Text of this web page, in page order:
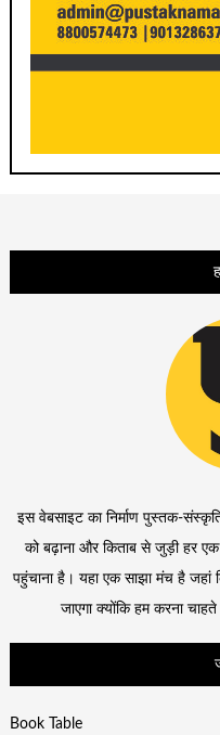
इस वेबसाइट का निर्माण पुस्तक-
को बढ़ाना और किताब से जुड़ी हर
पहुंचाना है। यहा एक साझा मंच है जहां
जाएगा क्योंकि हम करना चाहते
Book Table